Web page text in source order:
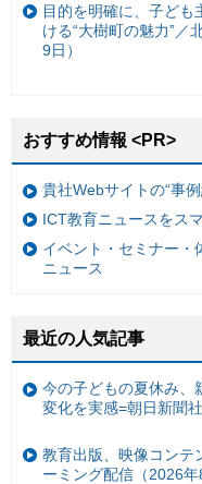
目的を明確に、子ど
ける“大樹町の魅力”／
9日）
おすすめ情報 <PR>
貴社Webサイトの“事
ICT教育ニュースをス
イベント・セミナー・
ニュース
最近の人気記事
今の子どもの夏休み、
変化を実感=朝日新聞
教育出版、映像コンテ
ーミング配信（2026年